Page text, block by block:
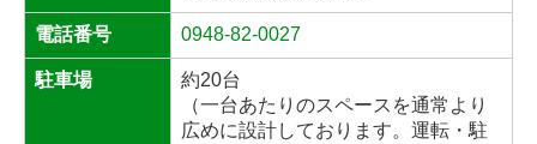
電話番号 0948-82-0027
駐車場
約20台
（一台あたりのスペースを通常より
広めに設計しております。運転・駐